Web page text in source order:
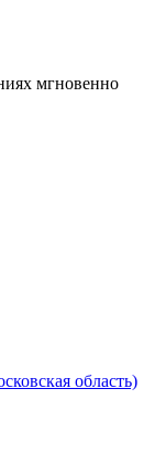
мгновенно
область)